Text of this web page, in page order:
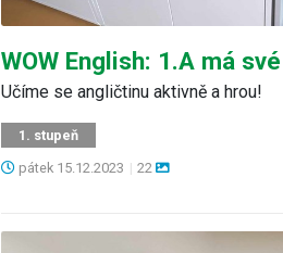
WOW English: 1.A má
Učíme se angličtinu aktivně a hrou!
1. stupeň
pátek 15.12.2023 | 22